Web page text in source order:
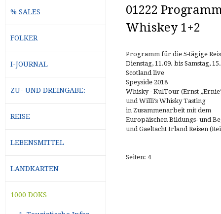
01222
Whiskey 1+2
Programm für die 5-tägige
Dienstag, 11.09. bis Samstag,
Scotland live
Speyside 2018
Whisky - KulTour (Ernst
und Willi‘s Whisky Tasting
in Zusammenarbeit mit dem
Europäischen Bildungs- und
und Gaeltacht Irland Reisen
Seiten: 4
% SALES
FOLKER
I-JOURNAL
ZU- UND DREINGABE:
REISE
LEBENSMITTEL
LANDKARTEN
1000 DOKS